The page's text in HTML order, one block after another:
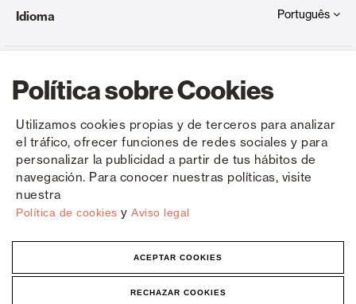
Política sobre Cookies
Utilizamos cookies propias y de terceros para analizar
el tráfico, ofrecer funciones de redes sociales y para
personalizar la publicidad a partir de tus hábitos de
navegación. Para conocer nuestras políticas, visite
nuestra
Política de cookies y Aviso legal
ACEPTAR COOKIES
RECHAZAR COOKIES
Copyright © Saxun 2023 - 2026 Política de privacidade Aviso Legal Cookies
Idioma Português